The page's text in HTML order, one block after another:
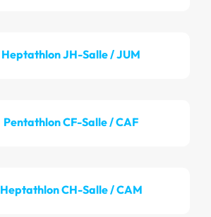
Heptathlon JH-Salle / JUM
Pentathlon CF-Salle / CAF
Heptathlon CH-Salle / CAM